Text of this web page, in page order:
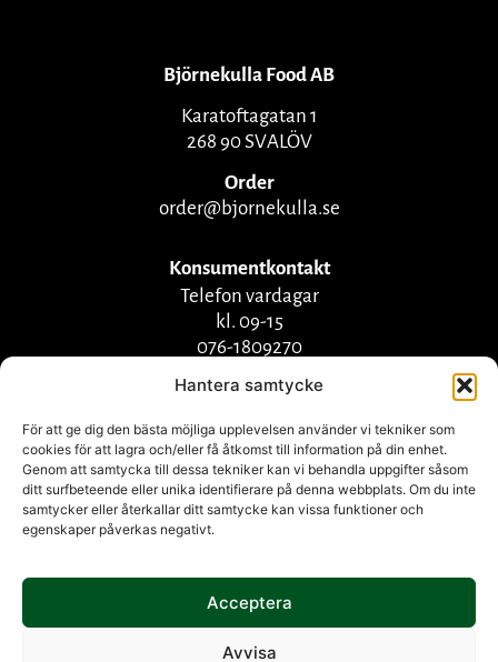
Hantera samtycke
För att ge dig den bästa möjliga upplevelsen använder vi tekniker som
cookies för att lagra och/eller få åtkomst till information på din enhet.
Genom att samtycka till dessa tekniker kan vi behandla uppgifter såsom
ditt surfbeteende eller unika identifierare på denna webbplats. Om du inte
samtycker eller återkallar ditt samtycke kan vissa funktioner och
egenskaper påverkas negativt.
Acceptera
Avvisa
Björnekulla Food AB
Karatoftagatan 1
268 90 SVALÖV
Order
order@bjornekulla.se
Konsumentkontakt
Telefon vardagar
kl. 09-15
076-1809270
companies |